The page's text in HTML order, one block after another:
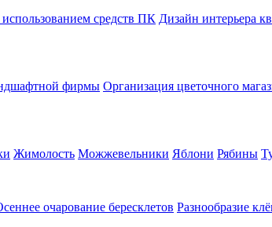
средств ПК Дизайн интерьера
фирмы Организация цветочного
Жимолость Можжевельники Яблони Рябины
очарование бересклетов Разнообразие